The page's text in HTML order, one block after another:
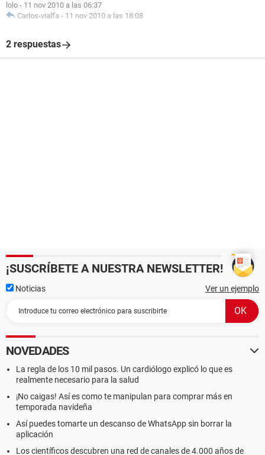
lolo - 11 nov 2010 a las 06:37
Carlos-vialfa - 11 nov 2010 a las 18:08
2 respuestas
¡SUSCRÍBETE A NUESTRA NEWSLETTER!
Noticias Ver un ejemplo
NOVEDADES
La regla de los 10 mil pasos. Un cardiólogo explicó lo que es
realmente necesario para la salud
¡No caigas! Así es como te manipulan para comprar más en
temporada navideña
Así puedes tomarte un descanso de WhatsApp sin borrar la
aplicación
Los científicos descubren una red de canales de 4.000 años de